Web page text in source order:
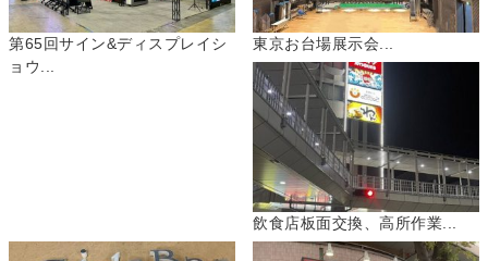
第65回サイン&ディスプレイシ
ョウ...
東京お台場展示会...
飲食店板面交換、高所作業...